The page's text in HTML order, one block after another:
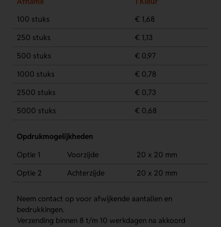
100 stuks
€ 1,68
250 stuks
€ 1,13
500 stuks
€ 0,97
1000 stuks
€ 0,78
2500 stuks
€ 0,73
5000 stuks
€ 0,68
Opdrukmogelijkheden
Optie 1
Voorzijde
20 x 20 mm
Optie 2
Achterzijde 20 x 20 mm
Neem contact op voor afwijkende aantallen en
bedrukkingen.
Verzending binnen 8 t/m 10 werkdagen na akkoord